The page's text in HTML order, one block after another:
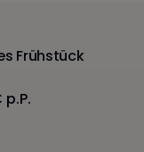
Frühstück
p.P.